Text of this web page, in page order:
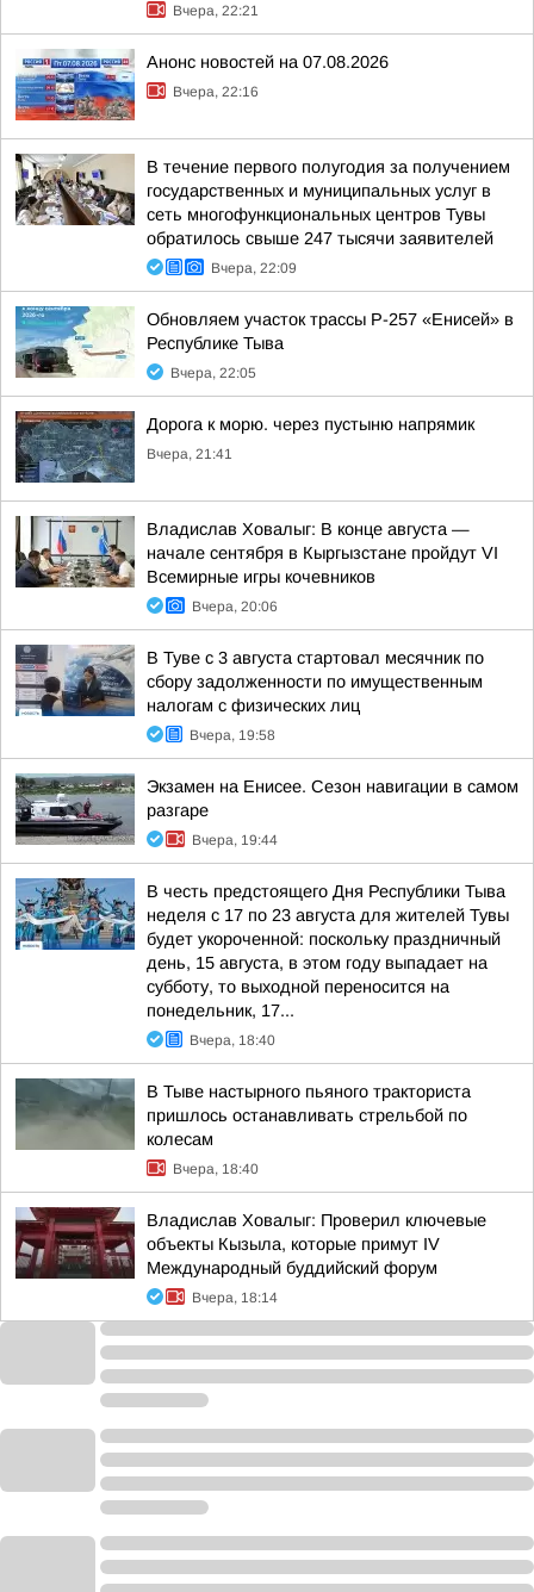
Вчера, 22:21
Анонс новостей на 07.08.2026
Вчера, 22:16
В течение первого полугодия за получением
государственных и муниципальных услуг в
сеть многофункциональных центров Тувы
обратилось свыше 247 тысячи заявителей
Вчера, 22:09
Обновляем участок трассы Р-257 «Енисей» в
Республике Тыва
Вчера, 22:05
Дорога к морю. через пустыню напрямик
Вчера, 21:41
Владислав Ховалыг: В конце августа —
начале сентября в Кыргызстане пройдут VI
Всемирные игры кочевников
Вчера, 20:06
В Туве с 3 августа стартовал месячник по
сбору задолженности по имущественным
налогам с физических лиц
Вчера, 19:58
Экзамен на Енисее. Сезон навигации в самом
разгаре
Вчера, 19:44
В честь предстоящего Дня Республики Тыва
неделя с 17 по 23 августа для жителей Тувы
будет укороченной: поскольку праздничный
день, 15 августа, в этом году выпадает на
субботу, то выходной переносится на
понедельник, 17...
Вчера, 18:40
В Тыве настырного пьяного тракториста
пришлось останавливать стрельбой по
колесам
Вчера, 18:40
Владислав Ховалыг: Проверил ключевые
объекты Кызыла, которые примут IV
Международный буддийский форум
Вчера, 18:14